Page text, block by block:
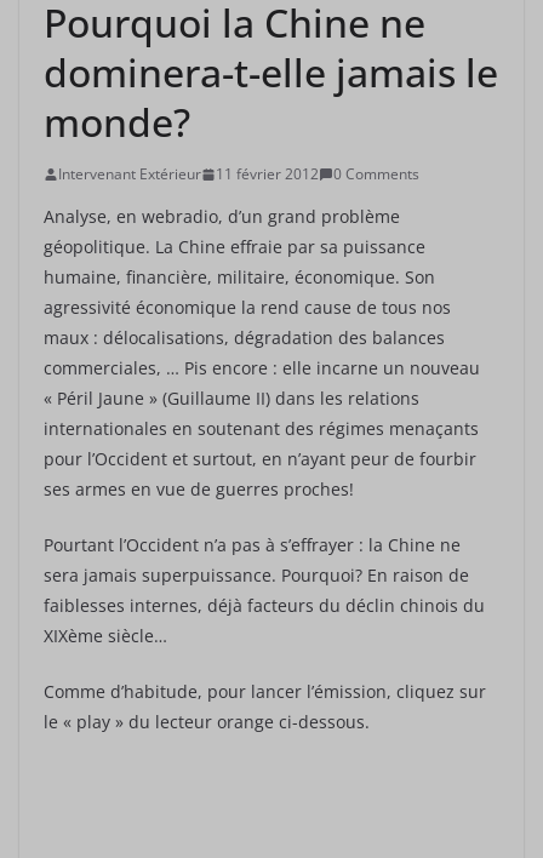
Pourquoi la Chine ne
dominera-t-elle jamais le
monde?
Intervenant Extérieur 11 février 2012 0 Comments
Analyse, en webradio, d’un grand problème
géopolitique. La Chine effraie par sa puissance
humaine, financière, militaire, économique. Son
agressivité économique la rend cause de tous nos
maux : délocalisations, dégradation des balances
commerciales, … Pis encore : elle incarne un nouveau
« Péril Jaune » (Guillaume II) dans les relations
internationales en soutenant des régimes menaçants
pour l’Occident et surtout, en n’ayant peur de fourbir
ses armes en vue de guerres proches!
Pourtant l’Occident n’a pas à s’effrayer : la Chine ne
sera jamais superpuissance. Pourquoi? En raison de
faiblesses internes, déjà facteurs du déclin chinois du
XIXème siècle…
Comme d’habitude, pour lancer l’émission, cliquez sur
le « play » du lecteur orange ci-dessous.